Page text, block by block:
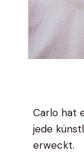
Carlo hat
jede
erweckt.